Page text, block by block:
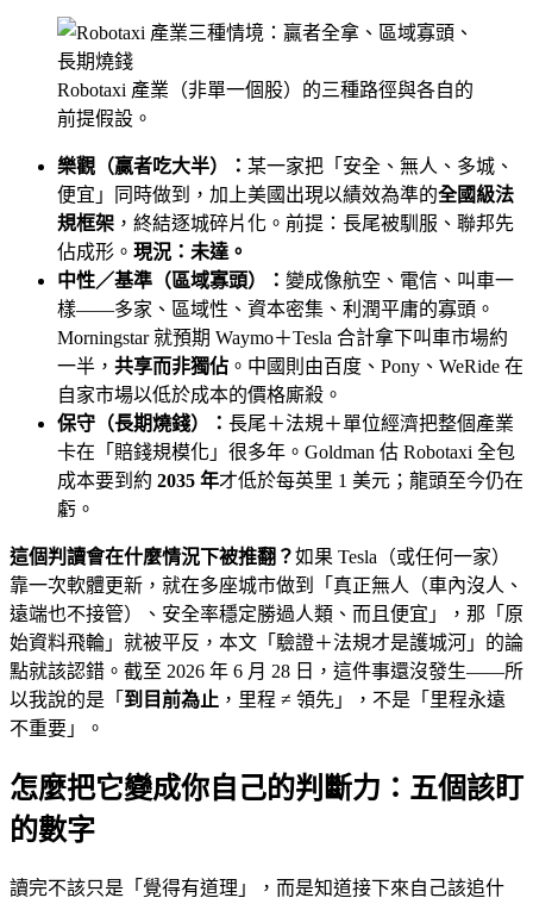
Robotaxi 產業（非單一個股）的三種路徑與各自的
前提假設。
樂觀（贏者吃大半）： 某一家把「安全、無人、多城、
便宜」同時做到，加上美國出現以績效為準的全國級法
規框架 ，終結逐城碎片化。前提：長尾被馴服、聯邦先
佔成形。 現況：未達。
中性／基準（區域寡頭）： 變成像航空、電信、叫車一
樣——多家、區域性、資本密集、利潤平庸的寡頭。
Morningstar 就預期 Waymo＋Tesla 合計拿下叫車市場約
一半， 共享而非獨佔 。中國則由百度、Pony、WeRide 在
自家市場以低於成本的價格廝殺。
保守（長期燒錢）： 長尾＋法規＋單位經濟把整個產業
卡在「賠錢規模化」很多年。Goldman 估 Robotaxi 全包
成本要到約 2035 年才低於每英里 1 美元；龍頭至今仍在
虧。
這個判讀會在什麼情況下被推翻？如果 Tesla（或任何一家）
靠一次軟體更新，就在多座城市做到「真正無人（車內沒人、
遠端也不接管）、安全率穩定勝過人類、而且便宜」，那「原
始資料飛輪」就被平反，本文「驗證＋法規才是護城河」的論
點就該認錯。截至 2026 年 6 月 28 日，這件事還沒發生——所
以我說的是「 到目前為止 ，里程 ≠ 領先」，不是「里程永遠
不重要」。
怎麼把它變成你自己的判斷力：五個該盯
的數字
讀完不該只是「覺得有道理」，而是知道接下來自己該追什